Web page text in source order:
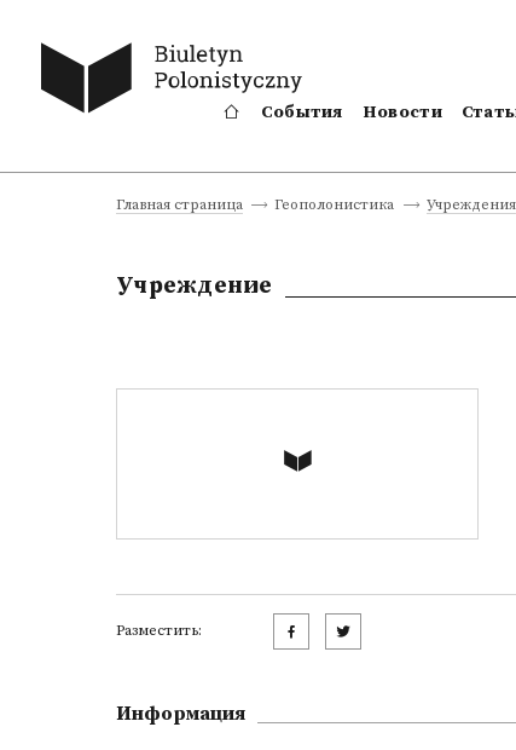
События Новости
Главная страница Геополонистика Учреждения
Учреждение
Разместить:
Информация